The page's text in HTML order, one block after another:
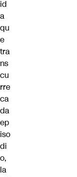
id
a
qu
e
tra
ns
cu
rre
ca
da
ep
iso
di
o,
la